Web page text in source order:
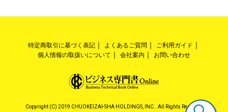
特定商取引に基づく表記 よくあるご質問
ご利用ガイド
個人情報の取扱いについて
会社案内 お問い合わせ
Copyright (C) 2019 CHUOKEIZAI-SHA HOLDINGS, INC.. All Rights Reserved